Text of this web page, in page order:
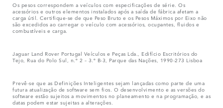
Os pesos correspondem a veículos com especificações de série. Os
acessórios e outros elementos instalados após a saída de fábrica afetam a
carga útil. Certifique-se de que Peso Bruto e os Pesos Máximos por Eixo não
são excedidos ao carregar o veículo com acessórios, ocupantes, fluidos e
combustíveis e carga.
Jaguar Land Rover Portugal Veículos e Peças Lda., Edifício Escritórios do
Tejo, Rua do Polo Sul, n.º 2 – 3.º B-3, Parque das Nações, 1990-273 Lisboa
Prevê-se que as Definições Inteligentes sejam lançadas como parte de uma
futura atualização de software sem fios. O desenvolvimento e as versões do
software estão sujeitos a movimentos no planeamento e na programação, e as
datas podem estar sujeitas a alterações.